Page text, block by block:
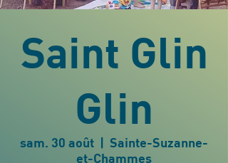
Saint Glin
Glin
sam. 30 août
  |
Sainte-Suzanne-
et-Chammes